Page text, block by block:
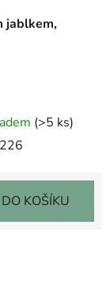
jablkem,
(>5 ks)
DO KOŠÍKU